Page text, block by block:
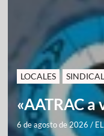
LOCALES SINDICAL
«AATRAC
6 de agosto de 2026 /